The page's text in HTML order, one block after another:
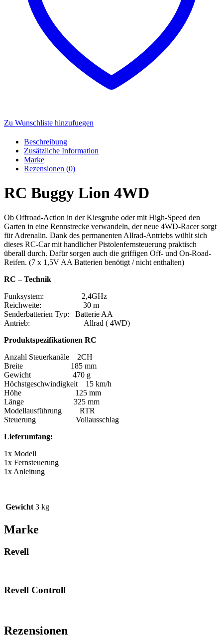
Zu Wunschliste hinzufuegen
Beschreibung
Zusätzliche Information
Marke
Rezensionen (0)
RC Buggy Lion 4WD
Ob Offroad-Action in der Kiesgrube oder mit High-Speed den
Garten in eine Rennstrecke verwandeln, der neue 4WD-Racer sorgt
für Adrenalin. Dank des permanenten Allrad-Antriebs wühlt sich
dieses RC-Car mit handlicher Pistolenfernsteuerung praktisch
überall durch. Dafür sorgen auch die griffigen Off- und On-Road-
Reifen. (7 x 1,5V AA Batterien benötigt / nicht enthalten)
RC – Technik
Funksystem: 2,4GHz
Reichweite: 30 m
Senderbatterien Typ: Batterie AA
Antrieb: Allrad ( 4WD)
Produktspezifikationen RC
Anzahl Steuerkanäle 2CH
Breite 185 mm
Gewicht 470 g
Höchstgeschwindigkeit 15 km/h
Höhe 125 mm
Länge 325 mm
Modellausführung RTR
Steuerung Vollausschlag
Lieferumfang:
1x Modell
1x Fernsteuerung
1x Anleitung
Gewicht 3 kg
Marke
Revell
Revell Controll
Rezensionen